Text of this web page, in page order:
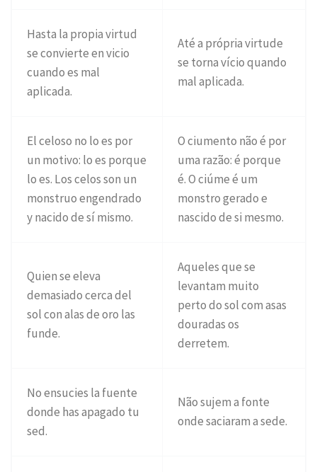
Hasta la propia virtud
se convierte en vicio
cuando es mal
aplicada.
Até a própria virtude
se torna vício quando
mal aplicada.
El celoso no lo es por
un motivo: lo es porque
lo es. Los celos son un
monstruo engendrado
y nacido de sí mismo.
O ciumento não é por
uma razão: é porque
é. O ciúme é um
monstro gerado e
nascido de si mesmo.
Quien se eleva
demasiado cerca del
sol con alas de oro las
funde.
Aqueles que se
levantam muito
perto do sol com asas
douradas os
derretem.
No ensucies la fuente
donde has apagado tu
sed.
Não sujem a fonte
onde saciaram a sede.